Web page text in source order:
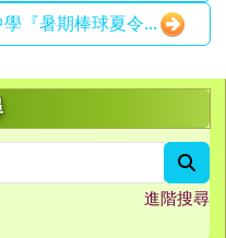
『暑期棒球夏令...
進階搜尋